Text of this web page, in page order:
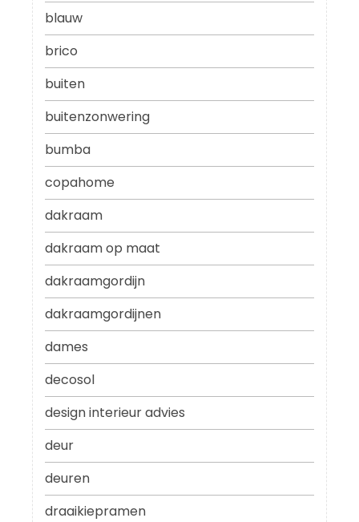
blauw
brico
buiten
buitenzonwering
bumba
copahome
dakraam
dakraam op maat
dakraamgordijn
dakraamgordijnen
dames
decosol
design interieur advies
deur
deuren
draaikiepramen